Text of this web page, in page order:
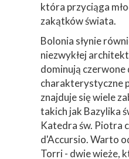
która przyciąga
zakątków świata.
Bolonia słynie
niezwykłej
dominują czerwone
charakterystyczne
znajduje się wiele
takich jak Bazylika
Katedra św. Piotra
d'Accursio. Warto
Torri - dwie wieże,